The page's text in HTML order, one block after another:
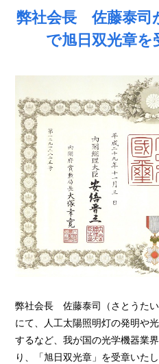
弊社会長 佐藤泰司
で旭日双光章を
弊社会長 佐藤泰司（さとうた
にて、人工太陽照明灯の発明や
するなど、我が国の光学機器業
り、「旭日双光章」を受章いたし